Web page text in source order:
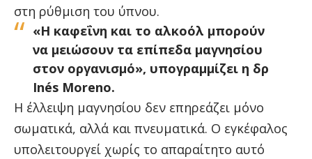
στη ρύθμιση του ύπνου.
«Η καφεΐνη και το αλκοόλ μπορούν
να μειώσουν τα επίπεδα μαγνησίου
στον οργανισμό», υπογραμμίζει η δρ
Inés Moreno.
Η έλλειψη μαγνησίου δεν επηρεάζει μόνο
σωματικά, αλλά και πνευματικά. Ο εγκέφαλος
υπολειτουργεί χωρίς το απαραίτητο αυτό